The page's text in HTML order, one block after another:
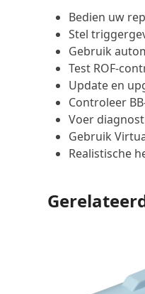
Bedien uw
Stel
Gebruik
Test ROF-
Update en
Controleer
Voer
Gebruik
Realistische